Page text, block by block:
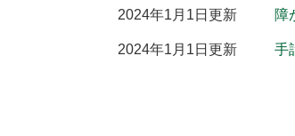
2024年1月1日更新 障
2024年1月1日更新 手